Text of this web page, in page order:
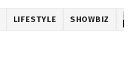
LIFESTYLE SHOWBIZ